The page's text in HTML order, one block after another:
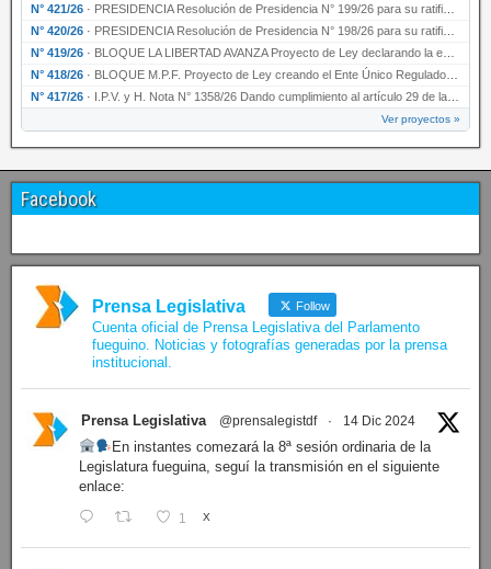
N° 421/26 · PRESIDENCIA Resolución de Presidencia N° 199/26 para su ratificación.
N° 420/26 · PRESIDENCIA Resolución de Presidencia N° 198/26 para su ratificación.
N° 419/26 · BLOQUE LA LIBERTAD AVANZA Proyecto de Ley declarando la esencialidad del servicio educativ…
N° 418/26 · BLOQUE M.P.F. Proyecto de Ley creando el Ente Único Regulador de servicios públicos de la …
N° 417/26 · I.P.V. y H. Nota N° 1358/26 Dando cumplimiento al artículo 29 de la Ley provincial N° 1399…
Ver proyectos »
Facebook
Prensa Legislativa Follow
Cuenta oficial de Prensa Legislativa del Parlamento
fueguino. Noticias y fotografías generadas por la prensa
institucional.
Prensa Legislativa @prensalegistdf · 14 Dic 2024
En instantes comezará la 8ª sesión ordinaria de la
Legislatura fueguina, seguí la transmisión en el siguiente
enlace:
1 X